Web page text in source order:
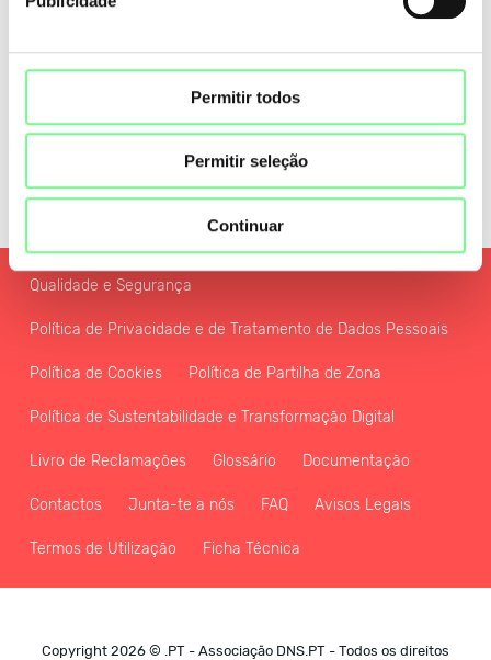
Permitir todos
Permitir seleção
Continuar
Qualidade e Segurança
Política de Privacidade e de Tratamento de Dados Pessoais
Política de Cookies Política de Partilha de Zona
Política de Sustentabilidade e Transformação Digital
Livro de Reclamações Glossário Documentação
Contactos Junta-te a nós FAQ Avisos Legais
Termos de Utilização Ficha Técnica
Copyright 2026 © .PT - Associação DNS.PT - Todos os direitos